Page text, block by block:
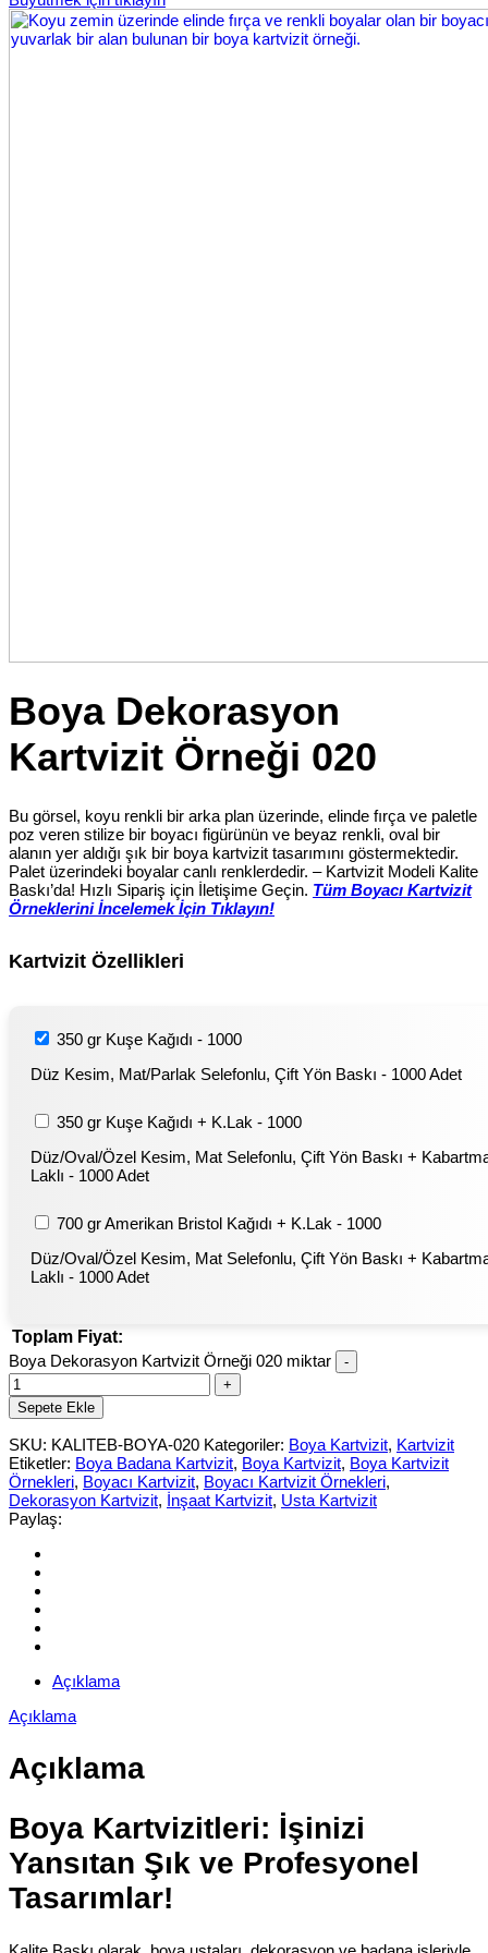
Boya Dekorasyon
Kartvizit Örneği 020
Bu görsel, koyu renkli bir arka plan üzerinde, elinde fırça ve paletle
poz veren stilize bir boyacı figürünün ve beyaz renkli, oval bir
alanın yer aldığı şık bir boya kartvizit tasarımını göstermektedir.
Palet üzerindeki boyalar canlı renklerdedir. – Kartvizit Modeli Kalite
Baskı’da! Hızlı Sipariş için İletişime Geçin. Tüm Boyacı Kartvizit
Örneklerini İncelemek İçin Tıklayın!
Kartvizit Özellikleri
350 gr Kuşe Kağıdı - 1000
Düz Kesim, Mat/Parlak Selefonlu, Çift Yön Baskı - 1000 Adet
350 gr Kuşe Kağıdı + K.Lak - 1000
Düz/Oval/Özel Kesim, Mat Selefonlu, Çift Yön Baskı +
Laklı - 1000 Adet
700 gr Amerikan Bristol Kağıdı + K.Lak - 1000
Düz/Oval/Özel Kesim, Mat Selefonlu, Çift Yön Baskı +
Laklı - 1000 Adet
Toplam Fiyat:
Boya Dekorasyon Kartvizit Örneği 020 miktar
Sepete Ekle
SKU: KALITEB-BOYA-020 Kategoriler: Boya Kartvizit, Kartvizit
Etiketler: Boya Badana Kartvizit, Boya Kartvizit, Boya Kartvizit
Örnekleri, Boyacı Kartvizit, Boyacı Kartvizit Örnekleri,
Dekorasyon Kartvizit, İnşaat Kartvizit, Usta Kartvizit
Paylaş:
Açıklama
Açıklama
Açıklama
Boya Kartvizitleri: İşinizi
Yansıtan Şık ve Profesyonel
Tasarımlar!